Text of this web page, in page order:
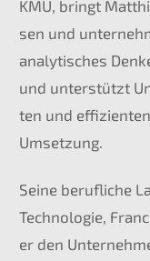
KMU, bringt
sen und
analy­ti­sches
und unter­stützt
ten und
Umsetzung.
Seine beruf­li­che
Techno­lo­gie,
er den